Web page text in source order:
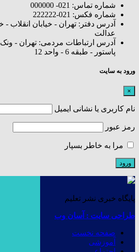
شماره تماس: 021- 000000
شماره فکس: 021-222222
آدرس دفتر: تهران - خیابان انقلاب
عدالت
آدرس ارتباطات مردمی: تهران - ونک
پاستور - طبقه 6 - واحد 12
ورود به سایت
×
نام کاربری یا نشانی ایمیل
رمز عبور
مرا به خاطر بسپار
پایگاه خبری نشر تعلیم
طراحی سایت : آسان وب
صفحه نخست
آموزشی